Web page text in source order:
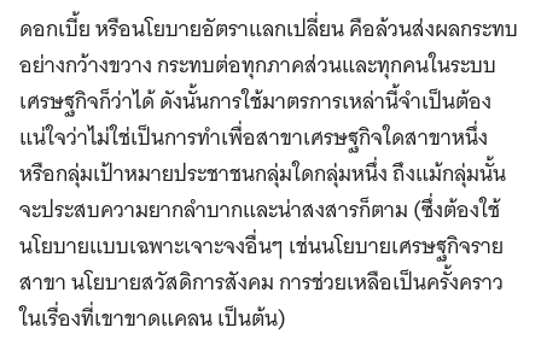
ดอกเบี้ย หรือนโยบายอัตราแลกเปลี่ยน คือล้วนส่งผลกระทบ
อย่างกว้างขวาง กระทบต่อทุกภาคส่วนและทุกคนในระบบ
เศรษฐกิจก็ว่าได้ ดังนั้นการใช้มาตรการเหล่านี้จำเป็นต้อง
แน่ใจว่าไม่ใช่เป็นการทำเพื่อสาขาเศรษฐกิจใดสาขาหนึ่ง
หรือกลุ่มเป้าหมายประชาชนกลุ่มใดกลุ่มหนึ่ง ถึงแม้กลุ่มนั้น
จะประสบความยากลำบากและน่าสงสารก็ตาม (ซึ่งต้องใช้
นโยบายแบบเฉพาะเจาะจงอื่นๆ เช่นนโยบายเศรษฐกิจราย
สาขา นโยบายสวัสดิการสังคม การช่วยเหลือเป็นครั้งคราว
ในเรื่องที่เขาขาดแคลน เป็นต้น)